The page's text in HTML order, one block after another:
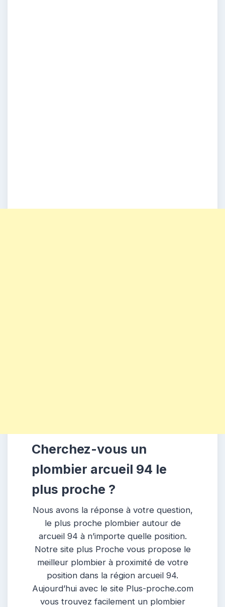
Cherchez-vous un
plombier arcueil 94 le
plus proche ?
Nous avons la réponse à votre question,
le plus proche plombier autour de
arcueil 94 à n’importe quelle position.
Notre site plus Proche vous propose le
meilleur plombier à proximité de votre
position dans la région arcueil 94.
Aujourd’hui avec le site Plus-proche.com
vous trouvez facilement un plombier